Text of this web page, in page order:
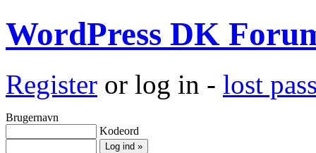
WordPress DK
Register or log in - lost
Brugernavn
Kodeord